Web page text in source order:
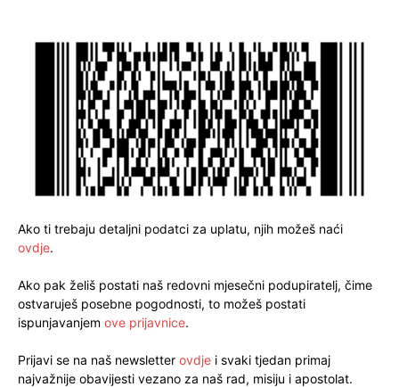
Ako ti trebaju detaljni podatci za uplatu, njih možeš naći
ovdje.
Ako pak želiš postati naš redovni mjesečni podupiratelj, čime
ostvaruješ posebne pogodnosti, to možeš postati
ispunjavanjem ove prijavnice.
Prijavi se na naš newsletter ovdje i svaki tjedan primaj
najvažnije obavijesti vezano za naš rad, misiju i apostolat.